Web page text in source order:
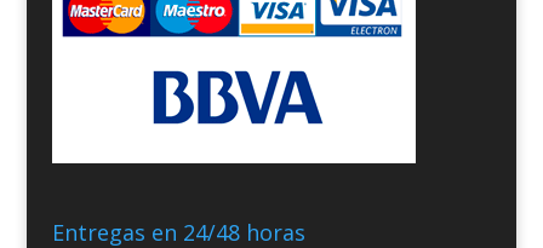
Entregas en 24/48 horas